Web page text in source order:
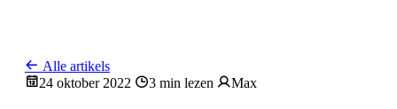
Alle artikels
24 oktober 2022
3 min lezen Max